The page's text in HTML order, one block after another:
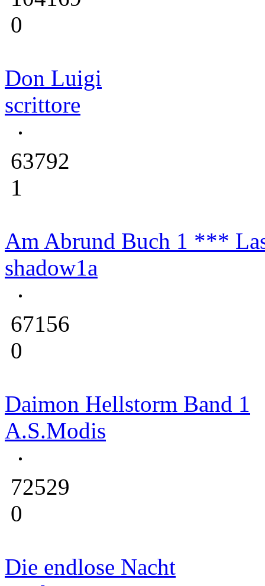
0
Don Luigi
scrittore
63792
1
Am Abrund Buch 1 ***
shadow1a
67156
0
Daimon Hellstorm Band 1
A.S.Modis
72529
0
Die endlose Nacht